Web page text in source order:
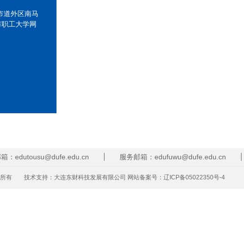
道外区南马
工大学网
：edutousu@dufe.edu.cn 服务邮箱：edufuwu@dufe.edu.cn
有 技术支持： 大连东财科技发展有限公司 网站备案号： 辽ICP备05022350号-4